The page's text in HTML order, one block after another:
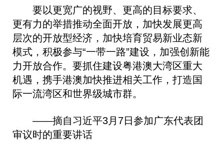
要以更宽广的视野、更高的目标要求、
更有力的举措推动全面开放，加快发展更高
层次的开放型经济，加快培育贸易新业态新
模式，积极参与“一带一路”建设，加强创新能
力开放合作。要抓住建设粤港澳大湾区重大
机遇，携手港澳加快推进相关工作，打造国
际一流湾区和世界级城市群。
——摘自习近平3月7日参加广东代表团
审议时的重要讲话